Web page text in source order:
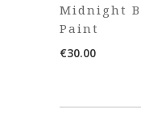
Midnight
Paint
€30.00